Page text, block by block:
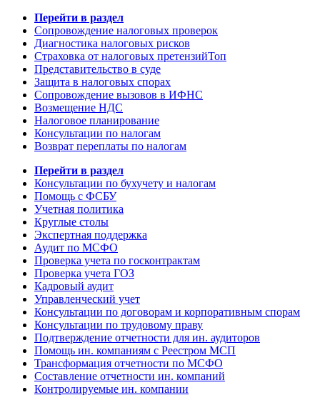
Перейти в раздел
Сопровождение налоговых проверок
Диагностика налоговых рисков
Страховка от налоговых претензийТоп
Представительство в суде
Защита в налоговых спорах
Сопровождение вызовов в ИФНС
Возмещение НДС
Налоговое планирование
Консультации по налогам
Возврат переплаты по налогам
Перейти в раздел
Консультации по бухучету и налогам
Помощь с ФСБУ
Учетная политика
Круглые столы
Экспертная поддержка
Аудит по МСФО
Проверка учета по госконтрактам
Проверка учета ГОЗ
Кадровый аудит
Управленческий учет
Консультации по договорам и корпоративным спорам
Консультации по трудовому праву
Подтверждение отчетности для ин. аудиторов
Помощь ин. компаниям с Реестром МСП
Трансформация отчетности по МСФО
Составление отчетности ин. компаний
Контролируемые ин. компании